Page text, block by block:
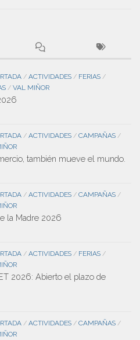
/ ACTIVIDADES / FERIAS /
/ VAL MIÑOR
/ ACTIVIDADES / CAMPAÑAS /
también mueve el mundo.
/ ACTIVIDADES / CAMPAÑAS /
la Madre 2026
/ ACTIVIDADES / FERIAS /
2026: Abierto el plazo de
/ ACTIVIDADES / CAMPAÑAS /